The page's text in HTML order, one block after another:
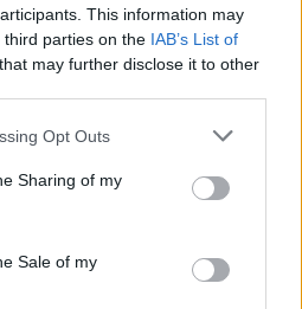
This information may
parties on the IAB’s List of
that may further disclose it to other
Opt Outs
Sharing of my
Sale of my
ADV